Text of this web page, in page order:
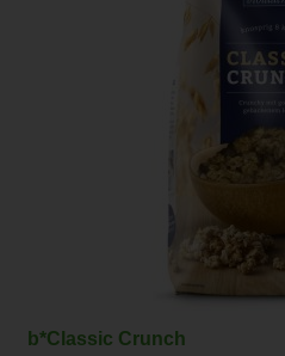
b*Classic Crunch